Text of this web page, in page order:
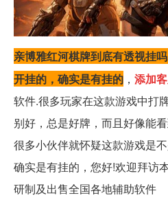
亲博雅红河棋牌到底有透视挂
开挂的，确实是有挂的 ， 添加
软件.很多玩家在这款游戏中打
别好，总是好牌，而且好像能
很多小伙伴就怀疑这款游戏是
确实是有挂的，您好!欢迎拜访
研制及出售全国各地辅助软件